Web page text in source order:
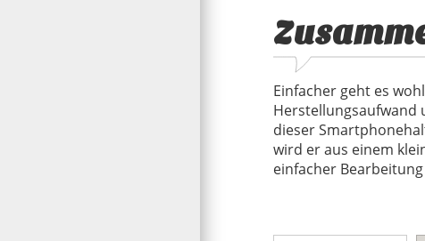
Einfacher geht es
Herstellungsaufwand
dieser
wird er aus einem
einfacher
ist er werkzeuglos